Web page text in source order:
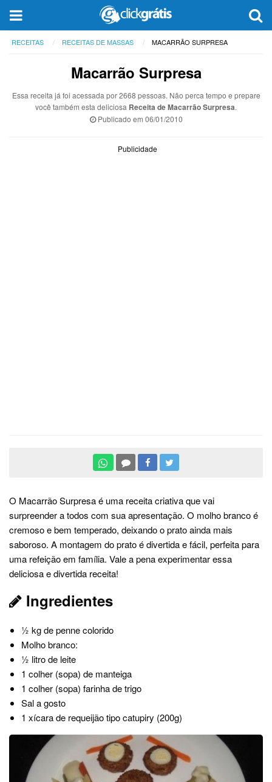
RECEITAS RECEITAS DE MASSAS MACARRÃO SURPRESA
Macarrão Surpresa
Essa receita já foi acessada por 2668 pessoas. Não perca tempo e prepare
você também esta deliciosa Receita de Macarrão Surpresa.
Publicado em 06/01/2010
Publicidade
O Macarrão Surpresa é uma receita criativa que vai
surpreender a todos com sua apresentação. O molho branco é
cremoso e bem temperado, deixando o prato ainda mais
saboroso. A montagem do prato é divertida e fácil, perfeita para
uma refeição em família. Vale a pena experimentar essa
deliciosa e divertida receita!
Ingredientes
½ kg de penne colorido
Molho branco:
½ litro de leite
1 colher (sopa) de manteiga
1 colher (sopa) farinha de trigo
Sal a gosto
1 xícara de requeijão tipo catupiry (200g)